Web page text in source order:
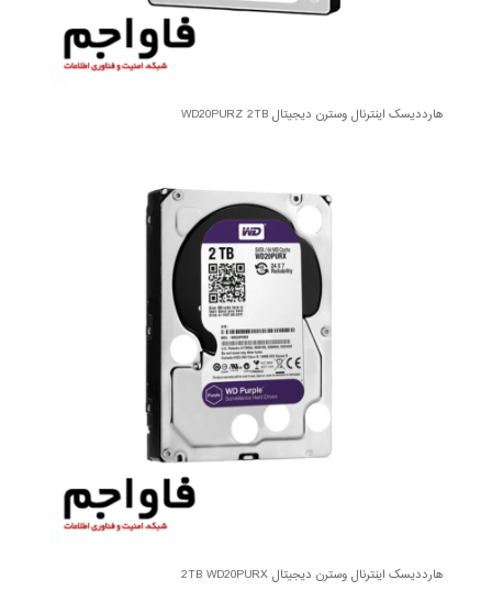
هارددیسک اینترنال وسترن دیجیتال WD20PURZ 2TB
هارددیسک اینترنال وسترن دیجیتال 2TB WD20PURX